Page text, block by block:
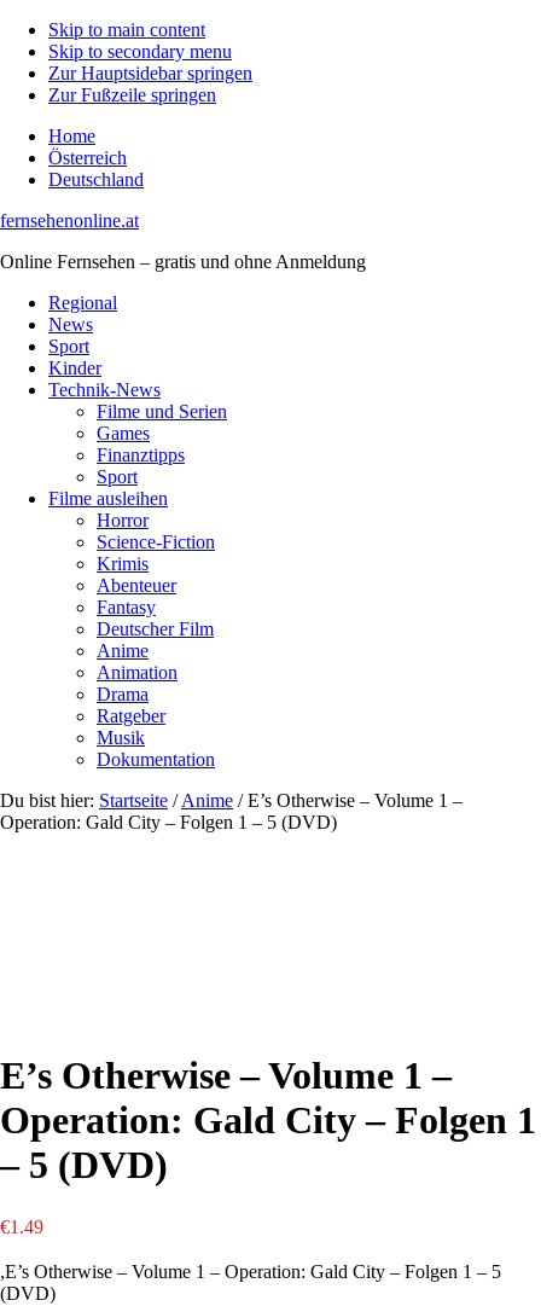
Skip to main content
Skip to secondary menu
Zur Hauptsidebar springen
Zur Fußzeile springen
Home
Österreich
Deutschland
fernsehenonline.at
Online Fernsehen – gratis und ohne Anmeldung
Regional
News
Sport
Kinder
Technik-News
Filme und Serien
Games
Finanztipps
Sport
Filme ausleihen
Horror
Science-Fiction
Krimis
Abenteuer
Fantasy
Deutscher Film
Anime
Animation
Drama
Ratgeber
Musik
Dokumentation
Du bist hier: Startseite / Anime /E’s Otherwise – Volume 1 –
Operation: Gald City – Folgen 1 – 5 (DVD)
E’s Otherwise – Volume 1 –
Operation: Gald City – Folgen 1
– 5 (DVD)
€1.49
,E’s Otherwise – Volume 1 – Operation: Gald City – Folgen 1 – 5
(DVD)